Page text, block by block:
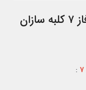
خرید امتیاز مسکن ملی پرند فاز ۷ کلبه سازان
: